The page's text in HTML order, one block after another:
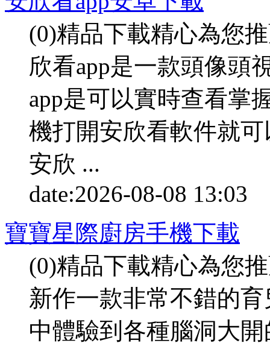
(0)精品下載精心為您
欣看app是一款頭像頭
app是可以實時查看掌
機打開安欣看軟件就
安欣 ...
date:2026-08-08 13:03
寶寶星際廚房手機下載
(0)精品下載精心為您
新作一款非常不錯的
中體驗到各種腦洞大